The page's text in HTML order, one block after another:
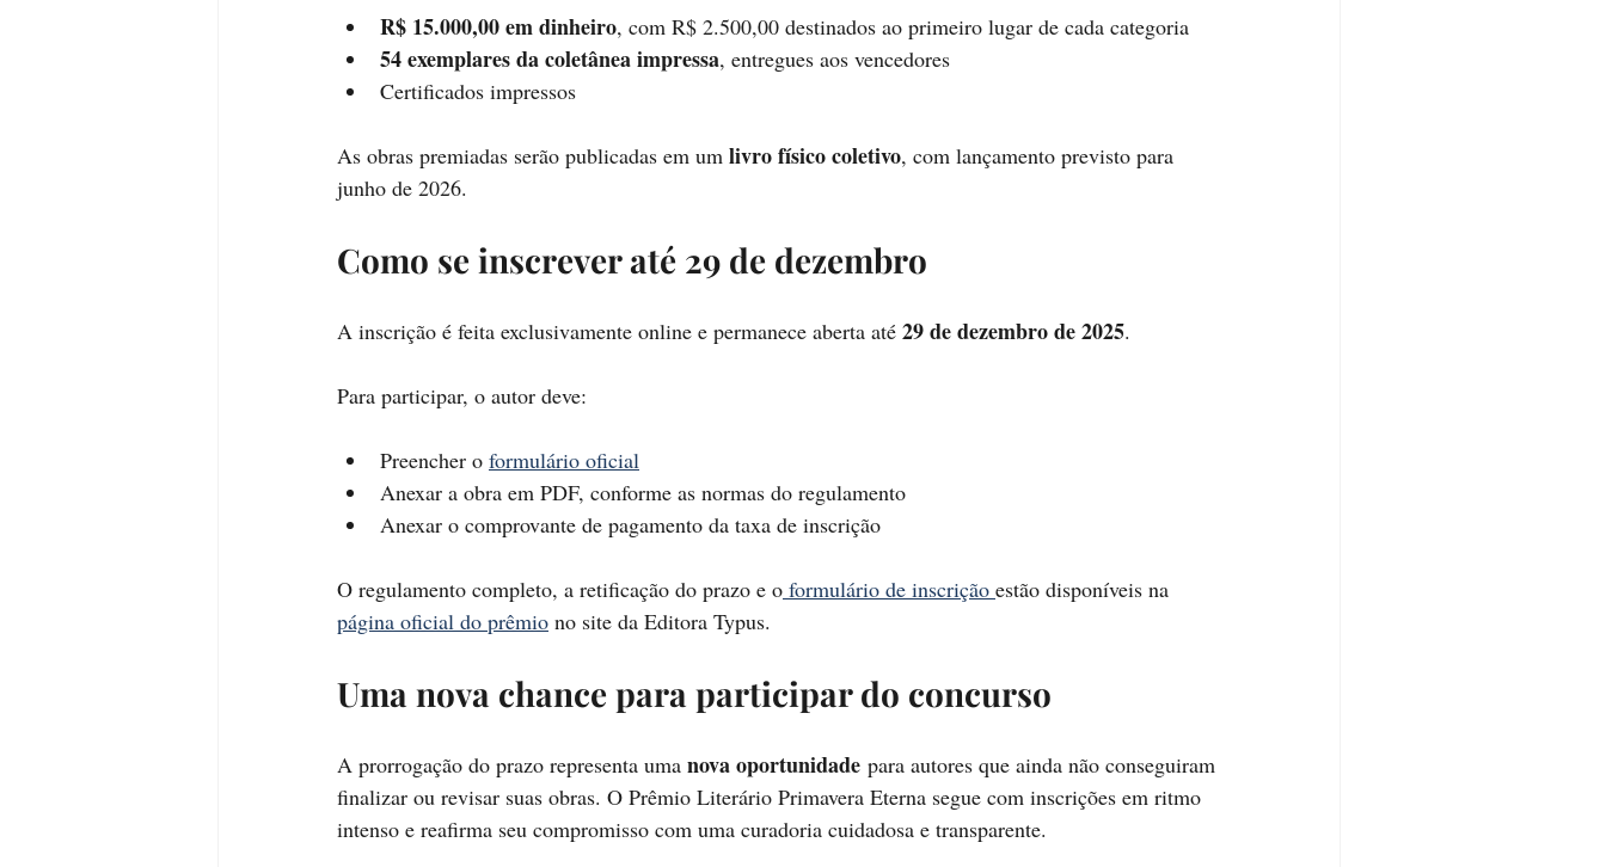
R$ 15.000,00 em dinheiro, com R$ 2.500,00 destinados ao primeiro lugar de cada categoria
54 exemplares da coletânea impressa, entregues aos vencedores
Certificados impressos
As obras premiadas serão publicadas em um livro físico coletivo, com lançamento previsto para
junho de 2026.
Como se inscrever até 29 de dezembro
A inscrição é feita exclusivamente online e permanece aberta até 29 de dezembro de 2025.
Para participar, o autor deve:
Preencher o formulário oficial
Anexar a obra em PDF, conforme as normas do regulamento
Anexar o comprovante de pagamento da taxa de inscrição
O regulamento completo, a retificação do prazo e o formulário de inscrição estão disponíveis na
página oficial do prêmio no site da Editora Typus.
Uma nova chance para participar do concurso
A prorrogação do prazo representa uma nova oportunidade para autores que ainda não conseguiram
finalizar ou revisar suas obras. O Prêmio Literário Primavera Eterna segue com inscrições em ritmo
intenso e reafirma seu compromisso com uma curadoria cuidadosa e transparente.